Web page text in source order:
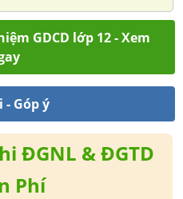
GDCD lớp 12 - Xem
- Góp ý
ĐGNL & ĐGTD
Phí